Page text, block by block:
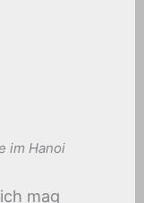
im Hanoi
mag